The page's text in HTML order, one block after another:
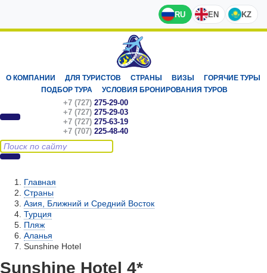
RU EN KZ
О КОМПАНИИ ДЛЯ ТУРИСТОВ СТРАНЫ ВИЗЫ
ГОРЯЧИЕ ТУРЫ
ПОДБОР ТУРА
УСЛОВИЯ БРОНИРОВАНИЯ ТУРОВ
+7 (727) 275-29-00
+7 (727) 275-29-03
+7 (727) 275-63-19
+7 (707) 225-48-40
Главная
Страны
Азия, Ближний и Средний Восток
Турция
Пляж
Аланья
Sunshine Hotel
Sunshine Hotel 4*